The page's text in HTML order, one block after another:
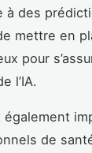
à des
mettre en
pour
l’IA.
de